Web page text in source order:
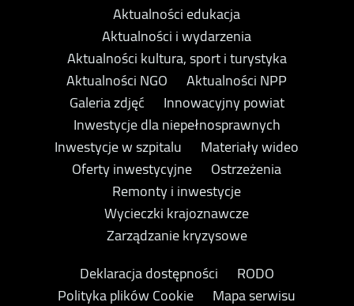
Aktualności edukacja
Aktualności i wydarzenia
Aktualności kultura, sport i turystyka
Aktualności NGO
Aktualności NPP
Galeria zdjęć
Innowacyjny powiat
Inwestycje dla niepełnosprawnych
Inwestycje w szpitalu
Materiały wideo
Oferty inwestycyjne
Ostrzeżenia
Remonty i inwestycje
Wycieczki krajoznawcze
Zarządzanie kryzysowe
Deklaracja dostępności
RODO
Polityka plików Cookie
Mapa serwisu